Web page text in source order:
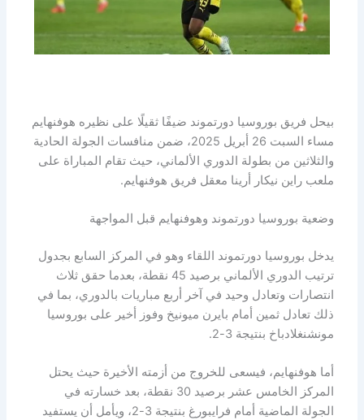
بيحل فريق بوروسيا دورتموند ضيفًا ثقيلًا على نظيره هوفنهايم
مساء السبت 26 أبريل 2025، ضمن منافسات الجولة الحادية
والثلاثين من بطولة الدوري الألماني، حيث تقام المباراة على
ملعب راين نيكار أرينا معقل فريق هوفنهايم.
وضعية بوروسيا دورتموند وهوفنهايم قبل المواجهة
يدخل بوروسيا دورتموند اللقاء وهو في المركز السابع بجدول
ترتيب الدوري الألماني برصيد 45 نقطة، بعدما حقق ثلاث
انتصارات وتعادل وحيد في آخر أربع مباريات بالدوري، بما في
ذلك تعادل ثمين أمام بايرن ميونيخ وفوز أخير على بوروسيا
مونشنغلادباخ بنتيجة 3-2.
أما هوفنهايم، فيسعى للخروج من أزمته الأخيرة حيث يحتل
المركز الخامس عشر برصيد 30 نقطة، بعد خسارته في
الجولة الماضية أمام فرايبورغ بنتيجة 3-2، ويأمل أن يستفيد